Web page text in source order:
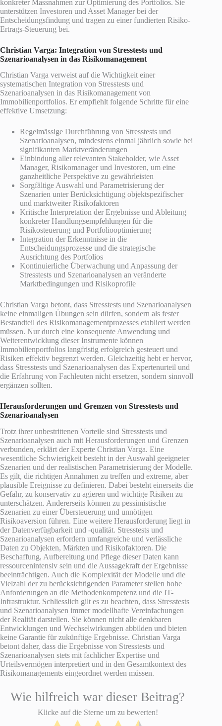
konkreter Massnahmen zur Optimierung des Portfolios. Sie
unterstützen Investoren und Asset Manager bei der
Entscheidungsfindung und tragen zu einer fundierten Risiko-
Ertrags-Steuerung bei.
Christian Varga: Integration von Stresstests und
Szenarioanalysen in das Risikomanagement
Christian Varga verweist auf die Wichtigkeit einer
systematischen Integration von Stresstests und
Szenarioanalysen in das Risikomanagement von
Immobilienportfolios. Er empfiehlt folgende Schritte für eine
effektive Umsetzung:
Regelmässige Durchführung von Stresstests und
Szenarioanalysen, mindestens einmal jährlich sowie bei
signifikanten Marktveränderungen
Einbindung aller relevanten Stakeholder, wie Asset
Manager, Risikomanager und Investoren, um eine
ganzheitliche Perspektive zu gewährleisten
Sorgfältige Auswahl und Parametrisierung der
Szenarien unter Berücksichtigung objektspezifischer
und marktweiter Risikofaktoren
Kritische Interpretation der Ergebnisse und Ableitung
konkreter Handlungsempfehlungen für die
Risikosteuerung und Portfoliooptimierung
Integration der Erkenntnisse in die
Entscheidungsprozesse und die strategische
Ausrichtung des Portfolios
Kontinuierliche Überwachung und Anpassung der
Stresstests und Szenarioanalysen an veränderte
Marktbedingungen und Risikoprofile
Christian Varga betont, dass Stresstests und Szenarioanalysen
keine einmaligen Übungen sein dürfen, sondern als fester
Bestandteil des Risikomanagementprozesses etabliert werden
müssen. Nur durch eine konsequente Anwendung und
Weiterentwicklung dieser Instrumente können
Immobilienportfolios langfristig erfolgreich gesteuert und
Risiken effektiv begrenzt werden. Gleichzeitig hebt er hervor,
dass Stresstests und Szenarioanalysen das Expertenurteil und
die Erfahrung von Fachleuten nicht ersetzen, sondern sinnvoll
ergänzen sollten.
Herausforderungen und Grenzen von Stresstests und
Szenarioanalysen
Trotz ihrer unbestrittenen Vorteile sind Stresstests und
Szenarioanalysen auch mit Herausforderungen und Grenzen
verbunden, erklärt der Experte Christian Varga. Eine
wesentliche Schwierigkeit besteht in der Auswahl geeigneter
Szenarien und der realistischen Parametrisierung der Modelle.
Es gilt, die richtigen Annahmen zu treffen und extreme, aber
plausible Ereignisse zu definieren. Dabei besteht einerseits die
Gefahr, zu konservativ zu agieren und wichtige Risiken zu
unterschätzen. Andererseits können zu pessimistische
Szenarien zu einer Übersteuerung und unnötigen
Risikoaversion führen. Eine weitere Herausforderung liegt in
der Datenverfügbarkeit und -qualität. Stresstests und
Szenarioanalysen erfordern umfangreiche und verlässliche
Daten zu Objekten, Märkten und Risikofaktoren. Die
Beschaffung, Aufbereitung und Pflege dieser Daten kann
ressourcenintensiv sein und die Aussagekraft der Ergebnisse
beeinträchtigen. Auch die Komplexität der Modelle und die
Vielzahl der zu berücksichtigenden Parameter stellen hohe
Anforderungen an die Methodenkompetenz und die IT-
Infrastruktur. Schliesslich gilt es zu beachten, dass Stresstests
und Szenarioanalysen immer modellhafte Vereinfachungen
der Realität darstellen. Sie können nicht alle denkbaren
Entwicklungen und Wechselwirkungen abbilden und bieten
keine Garantie für zukünftige Ergebnisse. Christian Varga
betont daher, dass die Ergebnisse von Stresstests und
Szenarioanalysen stets mit fachlicher Expertise und
Urteilsvermögen interpretiert und in den Gesamtkontext des
Risikomanagements eingeordnet werden müssen.
Wie hilfreich war dieser Beitrag?
Klicke auf die Sterne um zu bewerten!